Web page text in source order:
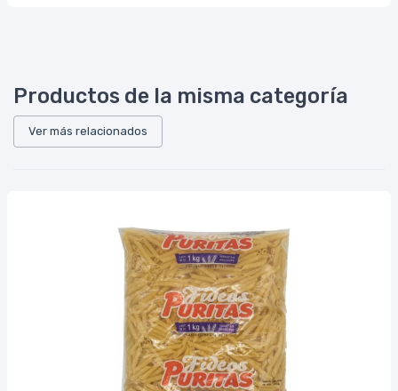
Productos de la misma categoría
Ver más relacionados